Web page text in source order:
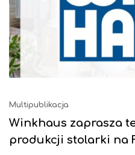
Multipublikacja
Winkhaus zaprasza
produkcji stolarki na